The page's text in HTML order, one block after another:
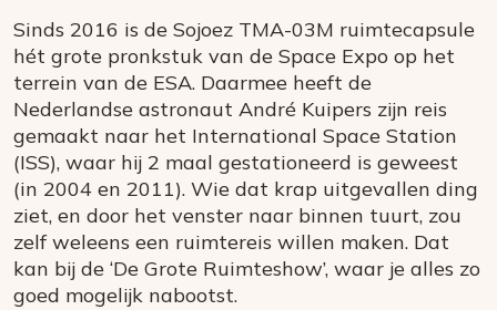
Sinds 2016 is de Sojoez TMA-03M ruimtecapsule
hét grote pronkstuk van de Space Expo op het
terrein van de ESA. Daarmee heeft de
Nederlandse astronaut André Kuipers zijn reis
gemaakt naar het International Space Station
(ISS), waar hij 2 maal gestationeerd is geweest
(in 2004 en 2011). Wie dat krap uitgevallen ding
ziet, en door het venster naar binnen tuurt, zou
zelf weleens een ruimtereis willen maken. Dat
kan bij de ‘De Grote Ruimteshow’, waar je alles zo
goed mogelijk nabootst.